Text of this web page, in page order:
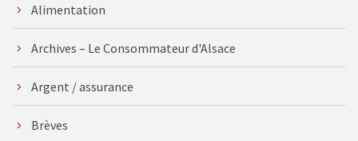
Alimentation
Archives – Le Consommateur d'Alsace
Argent / assurance
Brèves